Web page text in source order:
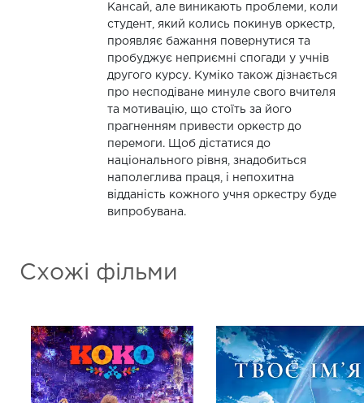
Кансай, але виникають проблеми, коли
студент, який колись покинув оркестр,
проявляє бажання повернутися та
пробуджує неприємні спогади у учнів
другого курсу. Куміко також дізнається
про несподіване минуле свого вчителя
та мотивацію, що стоїть за його
прагненням привести оркестр до
перемоги. Щоб дістатися до
національного рівня, знадобиться
наполеглива праця, і непохитна
відданість кожного учня оркестру буде
випробувана.
Схожі фільми